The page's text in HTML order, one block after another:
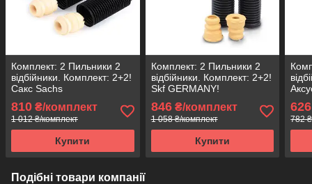
Комплект: 2 Пильники 2
відбійники. Комплект: 2+2!
Сакс Sachs
810 ₴/комплект
1 012 ₴/комплект
Купити
Комплект: 2 Пильники 2
відбійники. Комплект: 2+2!
Skf GERMANY!
846₴/комплект
1 058 ₴/комплект
Купити
626
782
Подібні товари компанії